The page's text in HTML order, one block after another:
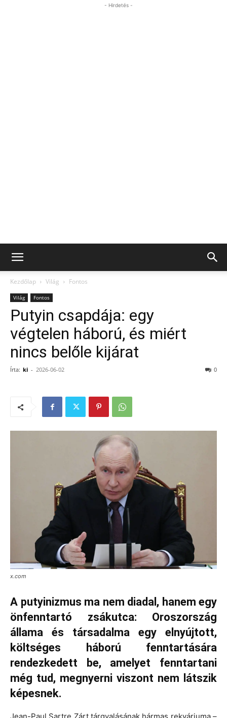
- Hirdetés -
Kezdőlap Világ Fontos
Világ Fontos
Putyin csapdája: egy
végtelen háború, és miért
nincs belőle kijárat
Írta: ki - 2026-06-02 0
x.com
A putyinizmus ma nem diadal, hanem egy
önfenntartó zsákutca: Oroszország
állama és társadalma egy elnyújtott,
költséges háború fenntartására
rendezkedett be, amelyet fenntartani
még tud, megnyerni viszont nem látszik
képesnek.